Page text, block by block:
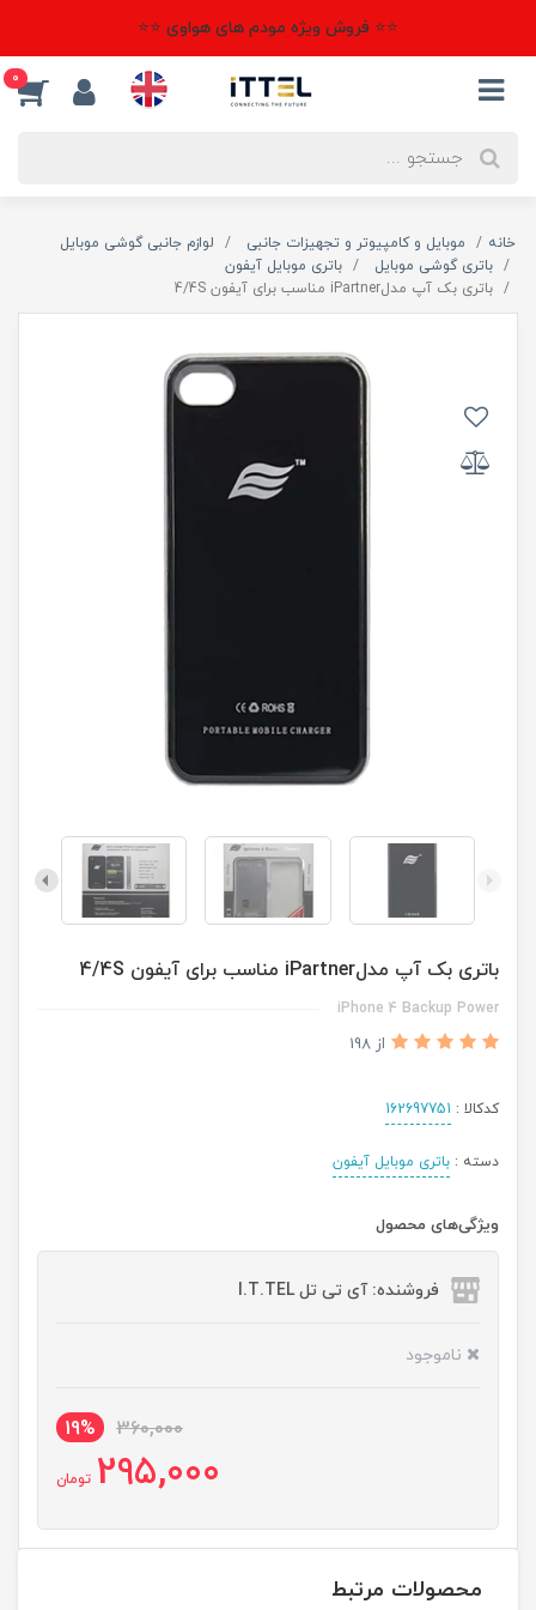
⭐⭐ فروش ویژه مودم های هواوی ⭐⭐
0
خانه موبایل و کامپیوتر و تجهیزات جانبی
لوازم جانبی گوشی موبایل
باتری گوشی موبایل
باتری موبایل آیفون
باتری بک آپ مدلiPartner مناسب برای آیفون 4/4S
باتری بک آپ مدلiPartner مناسب برای آیفون 4/4S
iPhone 4 Backup Power
از 198
کدکالا : 162697751
دسته : باتری موبایل آیفون
ویژگی‌های محصول
فروشنده: آی تی تل I.T.TEL
ناموجود
360,000
19%
295,000 تومان
محصولات مرتبط